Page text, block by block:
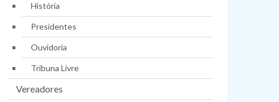
História
Presidentes
Ouvidoria
Tribuna Livre
Vereadores